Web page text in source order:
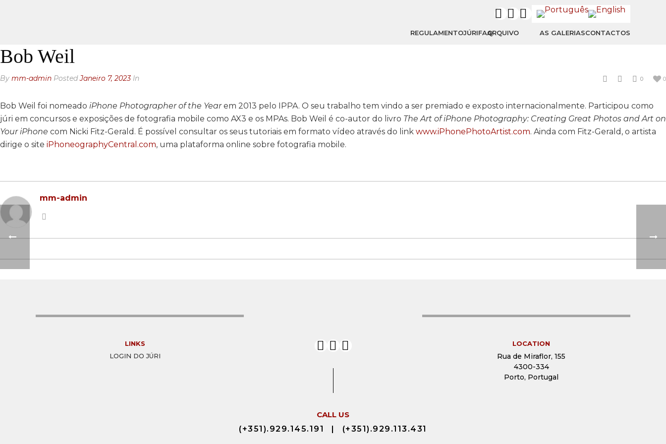
REGULAMENTOJÚRIFAQ AS GALERIASCONTACTOS
ARQUIVO
Bob Weil
By mm-admin PostedJaneiro 7, 2023 In 0
0
Bob Weil foi nomeado iPhone Photographer of the Yearem 2013 pelo IPPA. O seu trabalho tem vindo a ser premiado e exposto internacionalmente. Participou como
júri em concursos e exposições de fotografia mobile como AX3 e os MPAs. Bob Weil é co-autor do livro The Art of iPhone Photography: Creating Great Photos and Art on
Your iPhone com Nicki Fitz-Gerald. É possível consultar os seus tutoriais em formato vídeo através do link www.iPhonePhotoArtist.com. Ainda com Fitz-Gerald, o artista
dirige o site iPhoneographyCentral.com, uma plataforma online sobre fotografia mobile.
mm-admin
LINKS
LOGIN DO JÚRI
LOCATION
Rua de Miraflor, 155
4300-334
Porto, Portugal
CALL US
(+351).929.145.191
| (+351).929.113.431